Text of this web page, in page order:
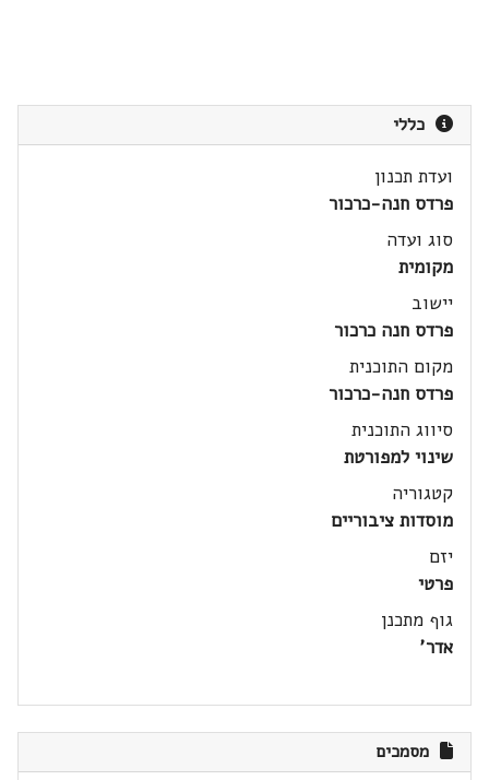
כללי
ועדת תכנון
פרדס חנה-כרכור
סוג ועדה
מקומית
יישוב
פרדס חנה כרכור
מקום התוכנית
פרדס חנה-כרכור
סיווג התוכנית
שינוי למפורטת
קטגוריה
מוסדות ציבוריים
יזם
פרטי
גוף מתכנן
אדר'
מסמכים